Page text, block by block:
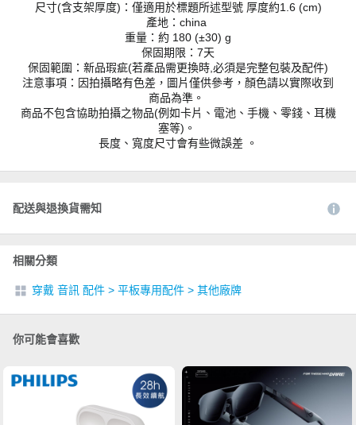
尺寸(含支架厚度)：僅適用於標題所述型號 厚度約1.6 (cm)
產地：china
重量：約 180 (±30) g
保固期限：7天
保固範圍：新品瑕疵(若產品需更換時,必須是完整包裝及配件)
注意事項：因拍攝略有色差，圖片僅供參考，顏色請以實際收到
商品為準。
商品不包含協助拍攝之物品(例如卡片、電池、手機、零錢、耳機
塞等)。
長度、寬度尺寸會有些微誤差 。
配送與退換貨需知
相關分類
穿戴 音訊 配件 > 平板專用配件 > 其他廠牌
你可能會喜歡